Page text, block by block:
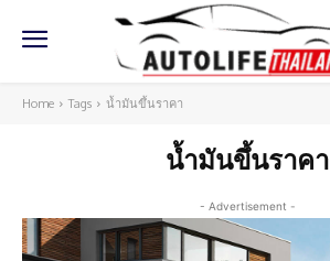
Home Tags น้ำมันขึ้นราคา
น้ำมันขึ้นราคา
- Advertisement -